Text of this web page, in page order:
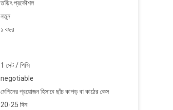
তড়িৎ প্রকৌশল
নতুন
১ বছর
1 সেট / পিসি
negotiable
মেশিনের প্রয়োজন হিসাবে ছাঁচ কাপড় বা কাঠের কেস
20-25 দিন